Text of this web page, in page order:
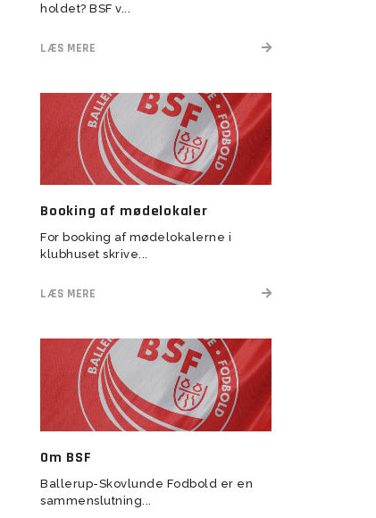
herresenior
BSF Talent (U13-U17)
U6 Drenge (21)
Vision
Rekruttering
Forventninger
Elitetillæg
Pige Talent og uddannelse
Pige Talent setup
Transitionstræning
holdet? BSF v...
LÆS MERE
Booking af mødelokaler
For booking af mødelokalerne i
klubhuset skrive...
LÆS MERE
Om BSF
Ballerup-Skovlunde Fodbold er en
sammenslutning...